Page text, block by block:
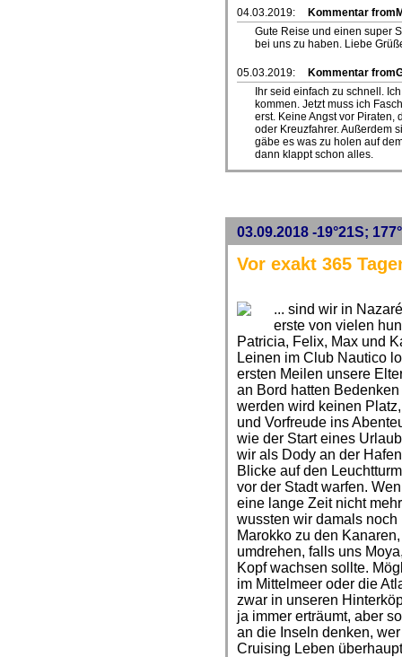
04.03.2019:
Kommentar
Gute Reise und einen super
bei uns zu haben. Liebe
05.03.2019:
Kommentar
Ihr seid einfach zu schnell.
kommen. Jetzt muss ich
erst. Keine Angst vor Piraten,
oder Kreuzfahrer. Außerdem
gäbe es was zu holen auf
dann klappt schon alles.
03.09.2018 -19°21S;
Vor exakt 365
... sind wir in
erste von vielen
Patricia, Felix, Max und
Leinen im Club Nautico
ersten Meilen unsere
an Bord hatten
werden wird keinen
und Vorfreude ins
wie der Start eines
wir als Dody an der
Blicke auf den
vor der Stadt warfen.
eine lange Zeit nicht
wussten wir damals
Marokko zu den
umdrehen, falls uns
Kopf wachsen sollte.
im Mittelmeer oder die
zwar in unseren
ja immer erträumt, aber
an die Inseln denken,
Cruising Leben